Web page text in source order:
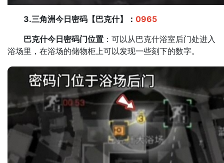
3.三角洲今日密码【巴克什】： 0965
巴克什今日密码门位置 ：可以从巴克什浴室后门处进入
浴场里，在浴场的储物柜上可以发现一些刻下的数字。